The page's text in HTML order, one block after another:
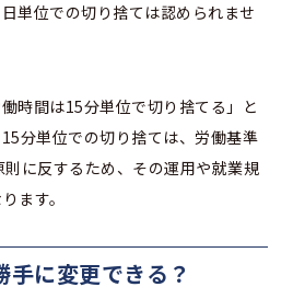
単位での切り捨ては認められませ
時間は15分単位で切り捨てる」と
分単位での切り捨ては、労働基準
に反するため、その運用や就業規
ます。
に変更できる？